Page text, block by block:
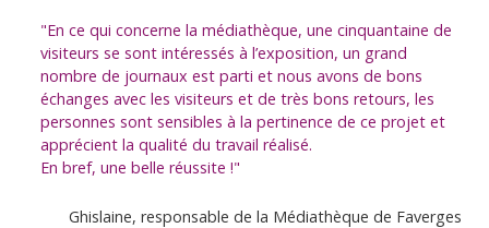
"En ce qui concerne la médiathèque, une cinquantaine de
visiteurs se sont intéressés à l’exposition, un grand
nombre de journaux est parti et nous avons de bons
échanges avec les visiteurs et de très bons retours, les
personnes sont sensibles à la pertinence de ce projet et
apprécient la qualité du travail réalisé.
En bref, une belle réussite !"
Ghislaine, responsable de la Médiathèque de Faverges